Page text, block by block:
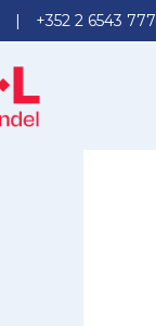
+352 2 6543 777